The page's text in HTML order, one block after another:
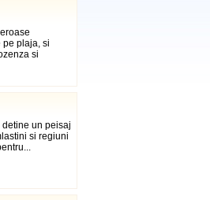
pe plaja, si
si
detine un peisaj
si regiuni